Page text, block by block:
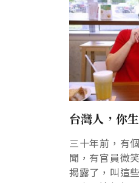
台灣人，你
三十年前，有
聞，有官員微
揭露了，叫這